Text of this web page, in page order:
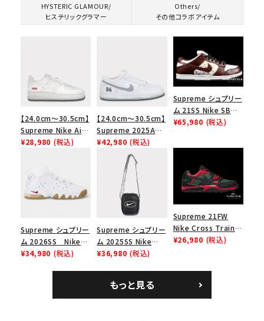
HYSTERIC GLAMOUR/
ヒステリックグラマー
Others/
その他コラボアイテム
【24.0cm～30.5cm】
Supreme Nike Air
Force 1 Low シュプ
ューズ ホワイト
¥28,980 (税込)
【24.0cm～30.5cm】
Supreme 2025AW
Nike SB Dunk Low
ナイキ SB ダンク ロ
ー スニーカー ホワイ
¥42,980 (税込)
Supreme シュプリー
ム 21SS Nike SB
Dunk Low ナイキSB
¥65,980 (税込)
Supreme シュプリー
ム 2026SS Nike
SB Air Max 2 CB 94
¥34,980 (税込)
Supreme シュプリー
ム 2025SS Nike
Leather Shoulder
ク 黒
¥36,980 (税込)
Supreme 21FW
Nike Cross Trainer
Low ナイキクロスト
¥26,980 (税込)
もっと見る